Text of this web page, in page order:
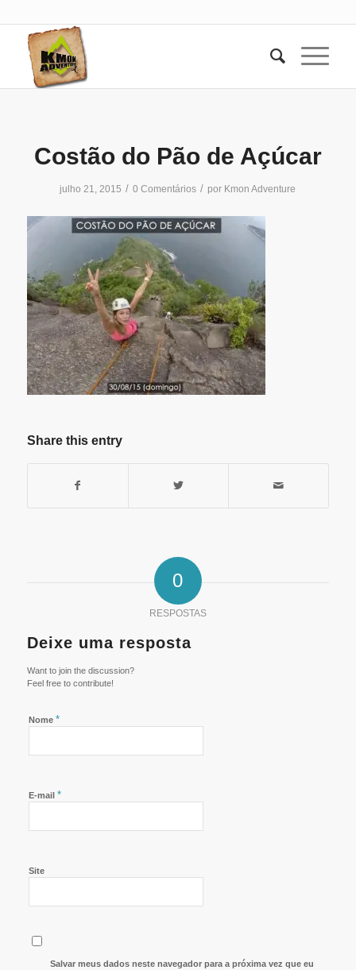
Costão do Pão de Açúcar
julho 21, 2015 / 0 Comentários / por Kmon Adventure
Share this entry
0
RESPOSTAS
Deixe uma resposta
Want to join the discussion?
Feel free to contribute!
Nome *
E-mail *
Site
Salvar meus dados neste navegador para a próxima vez que eu